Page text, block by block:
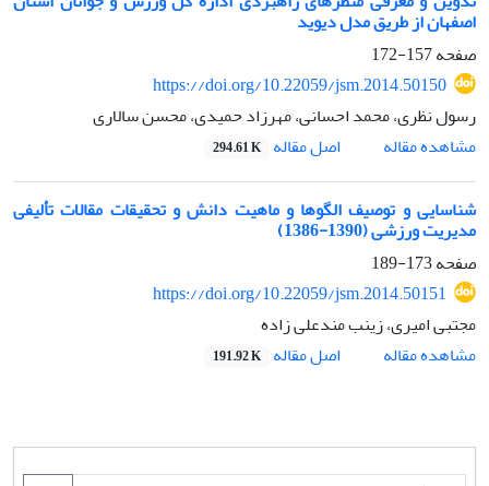
اصفهان از طریق مدل دیوید
صفحه157-172
https://doi.org/10.22059/jsm.2014.50150
رسول نظری، محمد احسانی، مهرزاد حمیدی، محسن سالاری
مشاهده مقاله
اصل مقاله 294.61 K
شناسایی و توصیف الگوها و ماهیت دانش و تحقیقات مقالات تألیفی
مدیریت ورزشی (1390-1386)
صفحه173-189
https://doi.org/10.22059/jsm.2014.50151
مجتبی امیری، زینب مندعلی زاده
مشاهده مقاله
اصل مقاله 191.92 K